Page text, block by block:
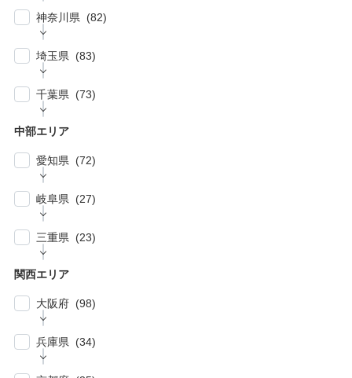
| … 新宿区・渋谷区 (39)
| … 品川区・大田区 (10)
| … 目黒区・世田谷区 (21)
| … 中野区・杉並区 (13)
| … 北区・台東区・足立区・荒川区 (24)
| … 八王子市・武蔵野市・三鷹市・日野市・西
神奈川県 (82)
| … 横浜市 (44)
| … 相模原市・茅ヶ崎市・平塚市 (5)
| … 厚木市・小田原市・町田市・大和市・海老
埼玉県 (83)
| … 春日部市・富士見市・ふじみ野市 (4)
| … 比企郡・入間郡・入間市・秩父市・秩父
| … 川口市・越谷市・川越市 (14)
| … 朝霞市・上尾市・志木市 (6)
千葉県 (73)
| … 千葉市・船橋市・松戸市 (21)
| … 浦安市・市原市・八千代市・佐倉市 (14)
| … 野田市・成田市・木更津市・茂原市・我孫
中部エリア
愛知県 (72)
| … 名古屋市 (27)
| … 稲沢市/・尾張旭市・瀬戸市・日進市 (10)
| … 豊明市・東海市・大府市・刈谷市 (7)
| … 知立市・安城市・豊田市・岡崎市 (12)
岐阜県 (27)
| … 岐阜市・大垣市 (10)
川市 (5)
三重県 (23)
| … 津市・四日市市 (9)
| … 鈴鹿市・松阪市・桑名市 (8)
| … 伊勢市・志摩市 (3)
関西エリア
大阪府 (98)
| … 大阪市 ・堺市 (61)
兵庫県 (34)